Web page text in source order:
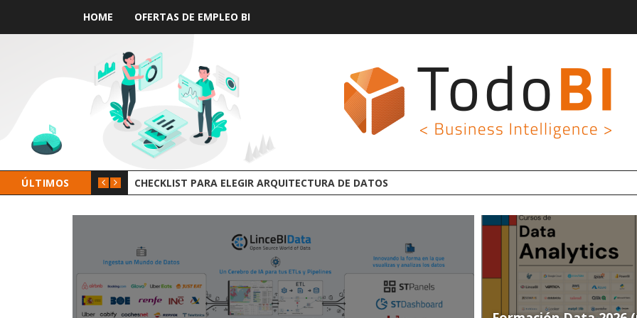
HOME OFERTAS DE EMPLEO BI
ÚLTIMOS GROOT AI LINCEBI: LA NUEVA PLATAFORMA ANALYTICS AI OPEN SOURCE